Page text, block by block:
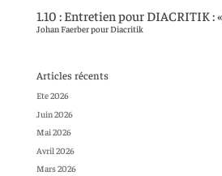
1.10 : Entretien pour DIACRITIK : «
Johan Faerber pour Diacritik
Articles récents
Ete 2026
Juin 2026
Mai 2026
Avril 2026
Mars 2026